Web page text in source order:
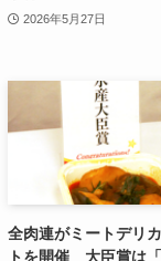
2026年5月27日
全肉連がミートデリ
トを開催 大臣賞は